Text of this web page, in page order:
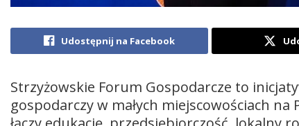
Udostępnij na Facebook
Strzyżowskie Forum Gospodarcze to
gospodarczy w małych miejscowościach